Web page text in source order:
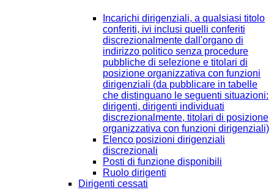
Incarichi dirigenziali, a qualsiasi titolo
conferiti, ivi inclusi quelli conferiti
discrezionalmente dall'organo di
indirizzo politico senza procedure
pubbliche di selezione e titolari di
posizione organizzativa con funzioni
dirigenziali (da pubblicare in tabelle
che distinguano le seguenti situazioni:
dirigenti, dirigenti individuati
discrezionalmente, titolari di posizione
organizzativa con funzioni dirigenziali)
Elenco posizioni dirigenziali
discrezionali
Posti di funzione disponibili
Ruolo dirigenti
Dirigenti cessati